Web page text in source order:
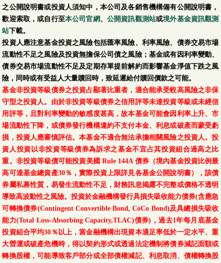
之公開說明書或投資人須知中，本公司及各銷售機構備有公開說明書，
歡迎索取，或自行至本公司官網、 公開資訊觀測站或境外基金資訊觀測
站下載。
投資人應注意基金投資之風險包括匯率風險、利率風險、債券交易市場
流動性不足之風險及投資無擔保公司債之風險；基金或有因利率變動、
債券交易市場流動性不足及定期存單提前解約而影響基金淨值下跌之風
險，同時或有受益人大量贖回時，致延遲給付贖回價款之可能。
基金非投資等級債券之投資占顯著比重者，適合能承受較高風險之非保
守型之投資人。由於非投資等級債券之信用評等未達投資等級或未經信
用評等，且對利率變動的敏感度甚高，故本基金可能會因利率上升、市
場流動性下降，或債券發行機構違約不支付本金、利息或破產而蒙受虧
損，投資人應審慎評估。本基金不適合無法承擔相關風險之投資人。投
資人投資以非投資等級債券為訴求之基金不宜占其投資組合過高之比
重。非投資等級債可能投資美國 Rule 144A 債券（境內基金投資比例最
高可達基金總資產30％，實際投資上限詳見各基金公開說明書），該債
券屬私募性質，易發生流動性不足，財務訊息揭露不完整或價格不透明
導致高波動性之風險。投資於金融機構發行具損失吸收能力債券(含應急
可轉換債券(Contingent Convertible Bond, CoCo Bond)及具總損失吸收
能力(Total Loss-Absorbing Capacity,TLAC)債券)，過去1年每月底基金
投資組合平均30％以上，當金融機構出現資本適足率低於一定水平、重
大營運或破產危機時，得以契約形式或透過法定機制將債券減記面額或
轉換股權，可能導致客戶部分或全部債權減記、利息取消、債權轉換股